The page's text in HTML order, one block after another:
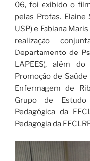
O auditório esteve
Elias,
acompanham um
Profa. Dra. Zilma
sobre a proposta
06, foi exibido o
pelas Profas. Elaine
USP) e Fabiana
realização
Departamento de
LAPEES), além
Promoção de Saúde
Enfermagem de
Grupo de
Pedagógica da
Pedagogia da